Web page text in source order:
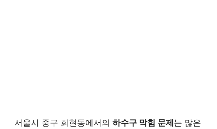
서울시 중구 회현동에서의 하수구 막힘 문제 는 많은